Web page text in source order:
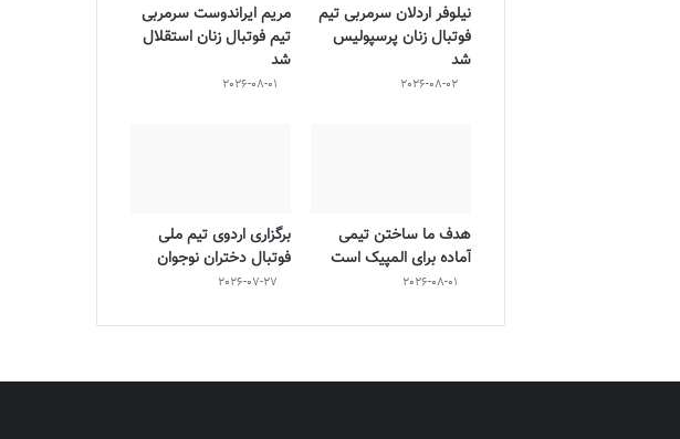
نیلوفر اردلان سرمربی تیم
فوتبال زنان پرسپولیس
شد
2026-08-02
مریم ایراندوست سرمربی
تیم فوتبال زنان استقلال
شد
2026-08-01
هدف ما ساختن تیمی
آماده برای المپیک است
2026-08-01
برگزاری اردوی تیم ملی
فوتبال دختران نوجوان
2026-07-27